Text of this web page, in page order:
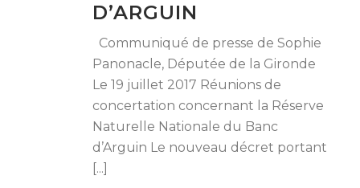
D’ARGUIN
Communiqué de presse de Sophie
Panonacle, Députée de la Gironde
Le 19 juillet 2017 Réunions de
concertation concernant la Réserve
Naturelle Nationale du Banc
d’Arguin Le nouveau décret portant
[...]